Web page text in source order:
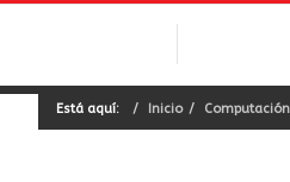
Está aquí: Inicio